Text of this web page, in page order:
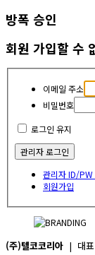
방폭 승인
회원 가입할 수
이메일 주소
비밀번호
로그인 유지
관리자 ID/PW
회원가입
(주)텔코코리아 | 대